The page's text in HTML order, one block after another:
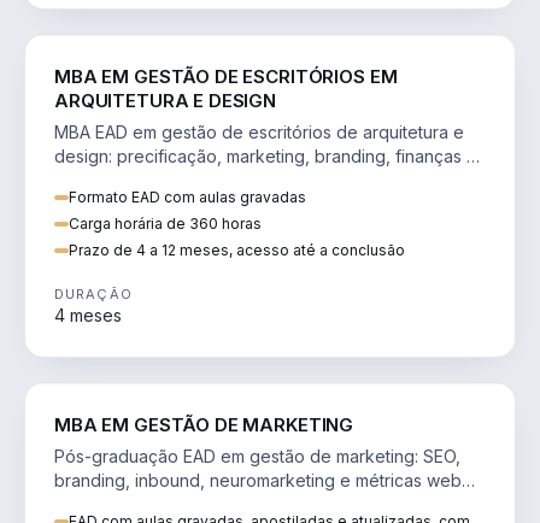
MBA EM GESTÃO DE ESCRITÓRIOS EM
ARQUITETURA E DESIGN
MBA EAD em gestão de escritórios de arquitetura e
design: precificação, marketing, branding, finanças e
Formato EAD com aulas gravadas
Carga horária de 360 horas
Prazo de 4 a 12 meses, acesso até a conclusão
DURAÇÃO
4 meses
MBA EM GESTÃO DE MARKETING
Pós-graduação EAD em gestão de marketing: SEO,
branding, inbound, neuromarketing e métricas web